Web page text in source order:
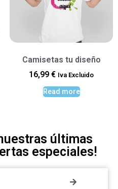
Camisetas tu diseño
16,99 € Iva Excluido
Read more
últimas
especiales!